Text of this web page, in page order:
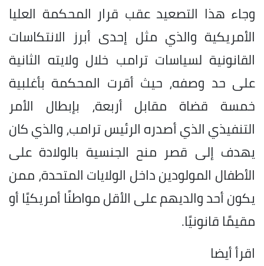
وجاء هذا التصعيد عقب قرار المحكمة العليا
الأمريكية والذي مثل إحدى أبرز الانتكاسات
القانونية لسياسات ترامب خلال ولايته الثانية
على حد وصفه، حيث أقرت المحكمة بأغلبية
خمسة قضاة مقابل أربعة، بإبطال الأمر
التنفيذي الذي أصدره الرئيس ترامب، والذي كان
يهدف إلى قصر منح الجنسية بالولادة على
الأطفال المولودين داخل الولايات المتحدة، ممن
يكون أحد والديهم على الأقل مواطنًا أمريكيًا أو
مقيمًا قانونيًا.
اقرأ أيضا